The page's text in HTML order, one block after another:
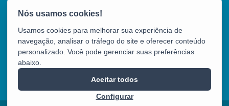
Av. Marechal Mascarenhas de Moraes, nº 2355 -
CEP: 29050-625 - Vitória / ES
Tel.: (27) 3636-1500/9924
Usamos cookies para melhorar sua experiência de
navegação, analisar o tráfego do site e oferecer conteúdo
personalizado. Você pode gerenciar suas preferências
abaixo.
Configurar
Aceitar todos